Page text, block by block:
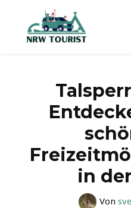
springen
in
Von